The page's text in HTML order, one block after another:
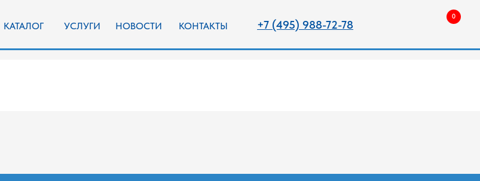
КОНТАКТЫ
УСЛУГИ НОВОСТИ +7 (495) 988-72-78